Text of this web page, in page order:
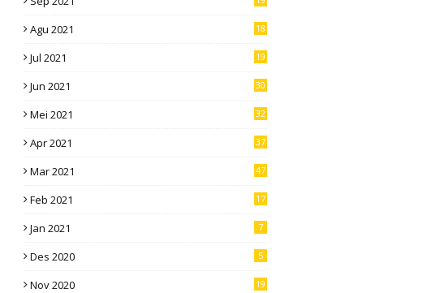
Agu 2021 18
Jul 2021 19
Jun 2021 30
Mei 2021 32
Apr 2021 37
Mar 2021 47
Feb 2021 17
Jan 2021 7
Des 2020 5
Nov 2020 19